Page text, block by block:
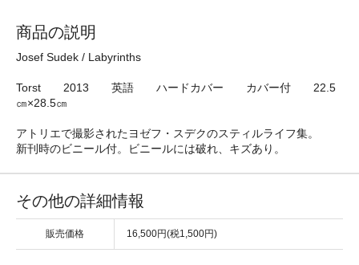
商品の説明
Josef Sudek / Labyrinths
Torst 2013 英語 ハードカバー カバー付 22.5
㎝×28.5㎝
アトリエで撮影されたヨゼフ・スデクのスティルライフ集。
新刊時のビニール付。ビニールには破れ、キズあり。
その他の詳細情報
販売価格 16,500円(税1,500円)